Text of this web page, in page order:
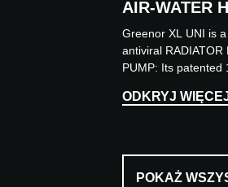
AIR-WATER
Greenor XL UNI is
antiviral RADIATOR
PUMP: Its patented
ODKRYJ
POKAŻ